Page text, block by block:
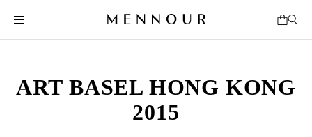
ART BASEL HONG KONG
2015